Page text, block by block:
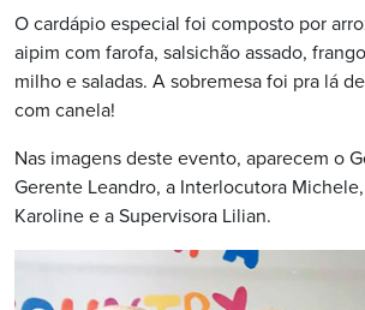
O cardápio especial foi composto por
aipim com farofa, salsichão assado,
milho e saladas. A sobremesa foi pra lá
com canela!
Nas imagens deste evento, aparecem o
Gerente Leandro, a Interlocutora
Karoline e a Supervisora Lilian.